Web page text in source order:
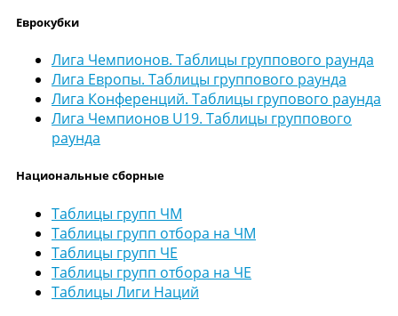
Еврокубки
Лига Чемпионов. Таблицы группового раунда
Лига Европы. Таблицы группового раунда
Лига Конференций. Таблицы групового раунда
Лига Чемпионов U19. Таблицы группового
раунда
Национальные сборные
Таблицы групп ЧМ
Таблицы групп отбора на ЧМ
Таблицы групп ЧЕ
Таблицы групп отбора на ЧЕ
Таблицы Лиги Наций